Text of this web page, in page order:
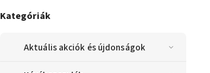
Kategóriák
Aktuális akciók és újdonságok